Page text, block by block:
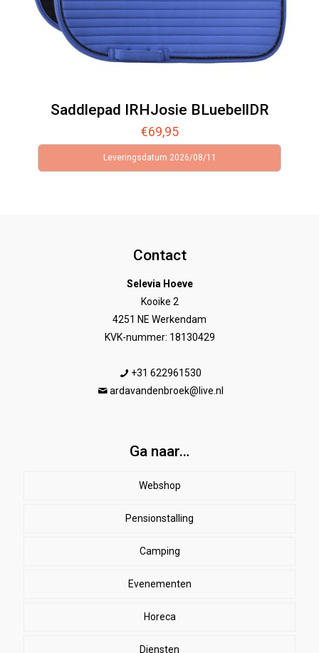
Saddlepad IRHJosie BLuebellDR
€69,95
Leveringsdatum 2026/08/11
Contact
Selevia Hoeve
Kooike 2
4251 NE Werkendam
KVK-nummer: 18130429
+31 622961530
ardavandenbroek@live.nl
Ga naar…
Webshop
Paard
Beenbeschermers
EHBO
Dekens
zweetdekens
Halsters & touwen
Ruiter
Herenkleding
Dames paardrijkleding
bodywarmers
Kinderen
Stal
SALE
Winkelmand
Pensionstalling
Camping
Evenementen
Horeca
Diensten